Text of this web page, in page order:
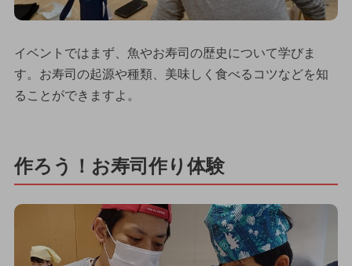
イベントではまず、魚やお寿司の歴史について学びま
す。お寿司の起源や種類、美味しく食べるコツなどを知
ることができますよ。
作ろう！お寿司作り体験